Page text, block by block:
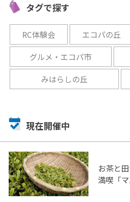
開催中
タグで探す
RC体験会 エコパの丘
グルメ・エコパ市
みはらしの丘
現在開催中
お茶と
満喫「マ